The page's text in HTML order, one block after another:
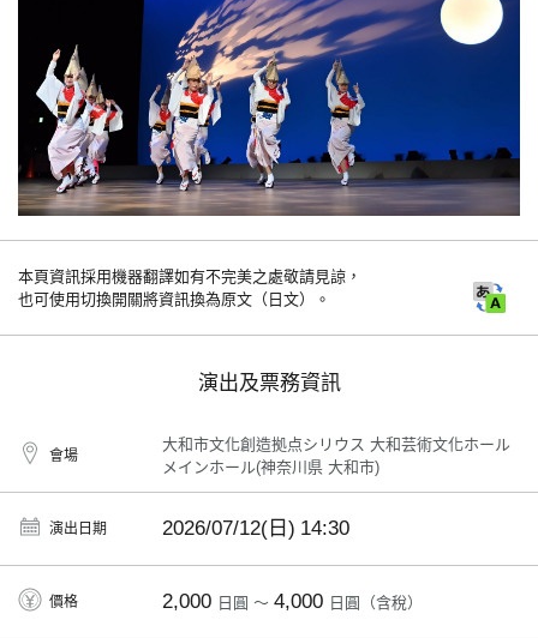
本頁資訊採用機器翻譯如有不完美之處敬請見諒，
也可使用切換開關將資訊換為原文（日文）。
演出及票務資訊
會場
大和市文化創造拠点シリウス 大和芸術文化ホール
メインホール(神奈川県 大和市)
演出日期 2026/07/12(日) 14:30
價格 2,000 日圓 ～ 4,000 日圓（含稅）